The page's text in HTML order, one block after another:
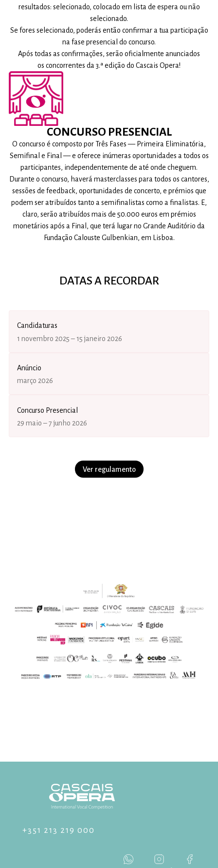
resultados: selecionado, colocado em lista de espera ou não
selecionado.
Se fores selecionado, poderás então confirmar a tua participação
na fase presencial do concurso.
Após todas as confirmações, serão oficialmente anunciados
os concorrentes da 3.ª edição do Cascais Opera!
CONCURSO PRESENCIAL
O concurso é composto por Três Fases — Primeira Eliminatória,
Semifinal e Final — e oferece inúmeras oportunidades a todos os
participantes, independentemente de até onde cheguem.
Durante o concurso, haverá masterclasses para todos os cantores,
sessões de feedback, oportunidades de concerto, e prémios que
podem ser atribuídos tanto a semifinalistas como a finalistas. E,
claro, serão atribuídos mais de 50.000 euros em prémios
monetários após a Final, que terá lugar no Grande Auditório da
Fundação Calouste Gulbenkian, em Lisboa.
DATAS A RECORDAR
Candidaturas
1 novembro 2025 – 15 janeiro 2026
Anúncio
março 2026
Concurso Presencial
29 maio – 7 junho 2026
Ver regulamento
+351 213 219 000